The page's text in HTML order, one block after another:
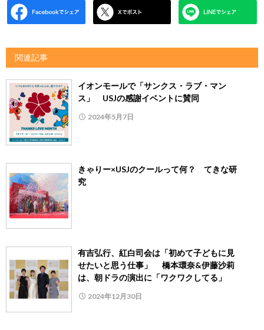
関連記事
イオンモールで「サンクス・ラブ・マン
ス」 USJの感謝イベントに賛同
2024年5月7日
きゃりー×USJのクールって何？ てきな研
究
有吉弘行、紅白司会は「初めて子どもに見
せたいと思う仕事」 橋本環奈&伊藤沙莉
は、朝ドラの演出に「ワクワクしてる」
2024年12月30日